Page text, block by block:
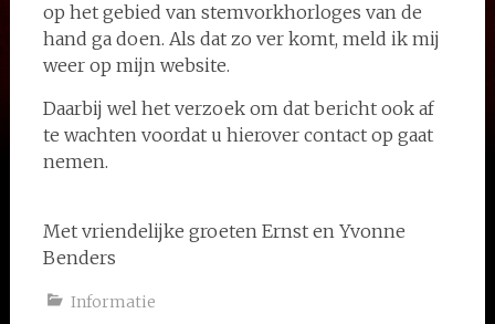
op het gebied van stemvorkhorloges van de
hand ga doen. Als dat zo ver komt, meld ik mij
weer op mijn website.
Daarbij wel het verzoek om dat bericht ook af
te wachten voordat u hierover contact op gaat
nemen.
Met vriendelijke groeten Ernst en Yvonne
Benders
Informatie